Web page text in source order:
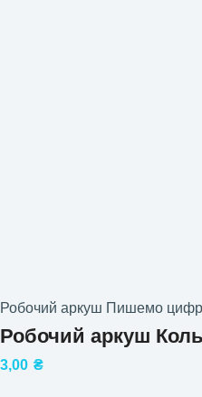
Робочий аркуш Пишемо
Робочий аркуш
3,00 ₴